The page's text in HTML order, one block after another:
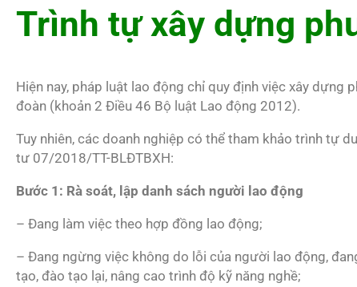
Trình tự xây dựng
Hiện nay, pháp luật lao động chỉ quy định việc xây
đoàn (khoản 2 Điều 46 Bộ luật Lao động 2012).
Tuy nhiên, các doanh nghiệp có thể tham khảo trình tự
tư 07/2018/TT-BLĐTBXH:
Bước 1: Rà soát, lập danh sách người lao động
– Đang làm việc theo hợp đồng lao động;
– Đang ngừng việc không do lỗi của người lao động,
tạo, đào tạo lại, nâng cao trình độ kỹ năng nghề;